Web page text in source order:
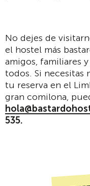
No dejes de
el hostel más
amigos, familiares
todos. Si necesitas
tu reserva en el
gran comilona,
535.